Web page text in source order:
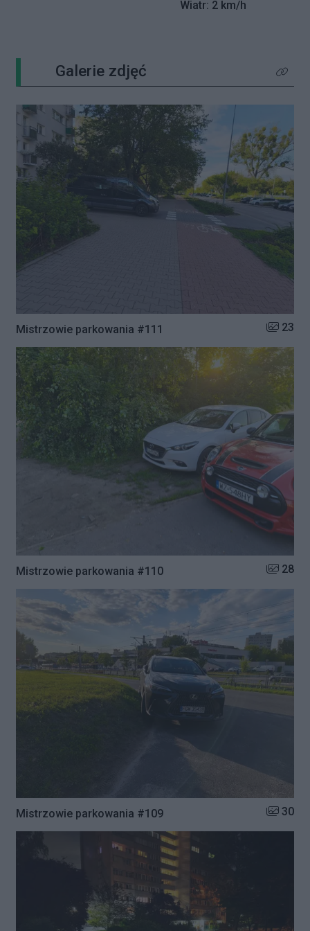
Wiatr: 2 km/h
Galerie zdjęć Kliknij
Mistrzowie parkowania #111 Liczba
23
Mistrzowie parkowania #110 Liczba
28
Mistrzowie parkowania #109 Liczba
30